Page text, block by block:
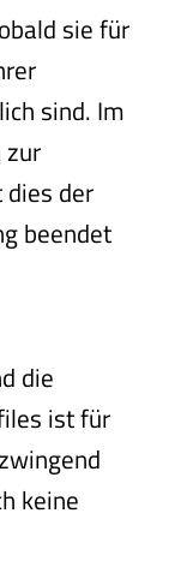
sie für
sind. Im
zur
der
beendet
die
ist für
keine